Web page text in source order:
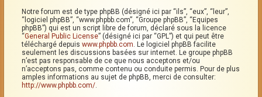
Notre forum est de type phpBB (désigné ici par “ils”, “eux”, “leur”,
“logiciel phpBB”, “www.phpbb.com”, “Groupe phpBB”, “Equipes
phpBB”) qui est un script libre de forum, déclaré sous la licence
“General Public License” (désigné ici par “GPL”) et qui peut être
téléchargé depuis www.phpbb.com. Le logiciel phpBB facilite
seulement les discussions basées sur internet. Le groupe phpBB
n’est pas responsable de ce que nous acceptons et/ou
n’acceptons pas, comme contenu ou conduite permis. Pour de plus
amples informations au sujet de phpBB, merci de consulter:
http://www.phpbb.com/.